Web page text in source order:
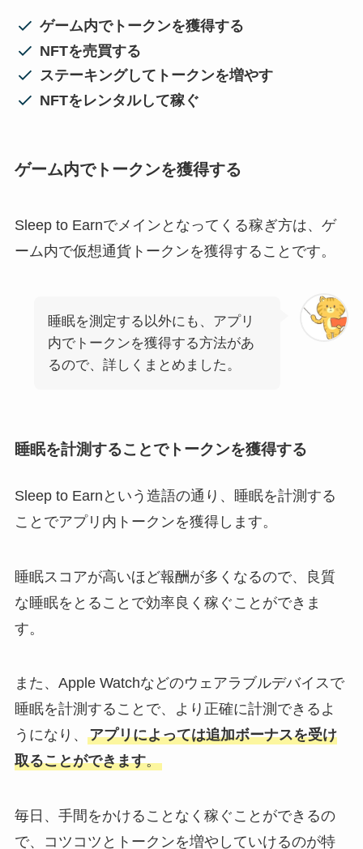
ゲーム内でトークンを獲得する
NFTを売買する
ステーキングしてトークンを増やす
NFTをレンタルして稼ぐ
ゲーム内でトークンを獲得する
Sleep to Earnでメインとなってくる稼ぎ方は、ゲ
ーム内で仮想通貨トークンを獲得することです。
睡眠を測定する以外にも、アプリ
内でトークンを獲得する方法があ
るので、詳しくまとめました。
睡眠を計測することでトークンを獲得する
Sleep to Earnという造語の通り、睡眠を計測する
ことでアプリ内トークンを獲得します。
睡眠スコアが高いほど報酬が多くなるので、良質
な睡眠をとることで効率良く稼ぐことができま
す。
また、Apple Watchなどのウェアラブルデバイスで
睡眠を計測することで、より正確に計測できるよ
うになり、 アプリによっては追加ボーナスを受け
取ることができます。
毎日、手間をかけることなく稼ぐことができるの
で、コツコツとトークンを増やしていけるのが特